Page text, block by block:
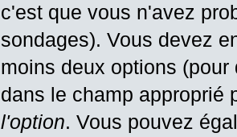
c'est que vous n'avez
sondages). Vous devez
moins deux options
dans le champ
l'option. Vous pouvez